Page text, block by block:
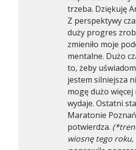
trzeba. Dziękuję
Z perspektywy
duży progres
zmieniło moje
mentalne. Dużo
to, żeby
jestem silniejsza
mogę dużo więcej
wydaje. Ostatni
Maratonie
potwierdza.
wiosnę tego roku,